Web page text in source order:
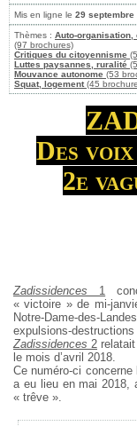
Mis en ligne le 29 septembre
Thèmes : Auto-
(97 brochures)
Critiques du citoyennisme
Luttes paysannes, ruralité
Mouvance autonome (53
Squat, logement(45
Des
2e
Zadissidences 1
« victoire » de mi-
Notre-Dame-des-
expulsions-
Zadissidences 2
le mois d’avril 2018.
Ce numéro-ci concerne
a eu lieu en mai 2018,
« trêve ».